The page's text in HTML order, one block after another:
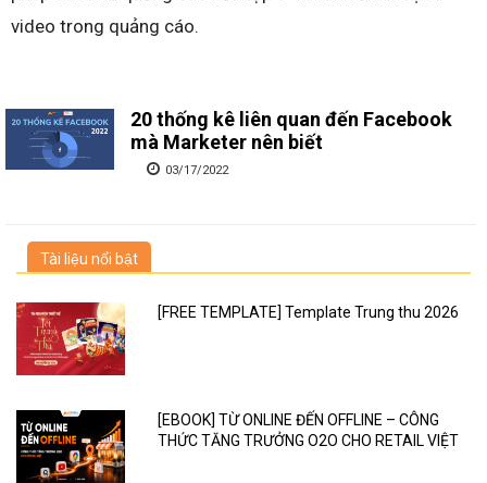
video trong quảng cáo.
20 thống kê liên quan đến Facebook
mà Marketer nên biết
03/17/2022
Tài liệu nổi bật
[FREE TEMPLATE] Template Trung thu 2026
[EBOOK] TỪ ONLINE ĐẾN OFFLINE – CÔNG
THỨC TĂNG TRƯỞNG O2O CHO RETAIL VIỆT